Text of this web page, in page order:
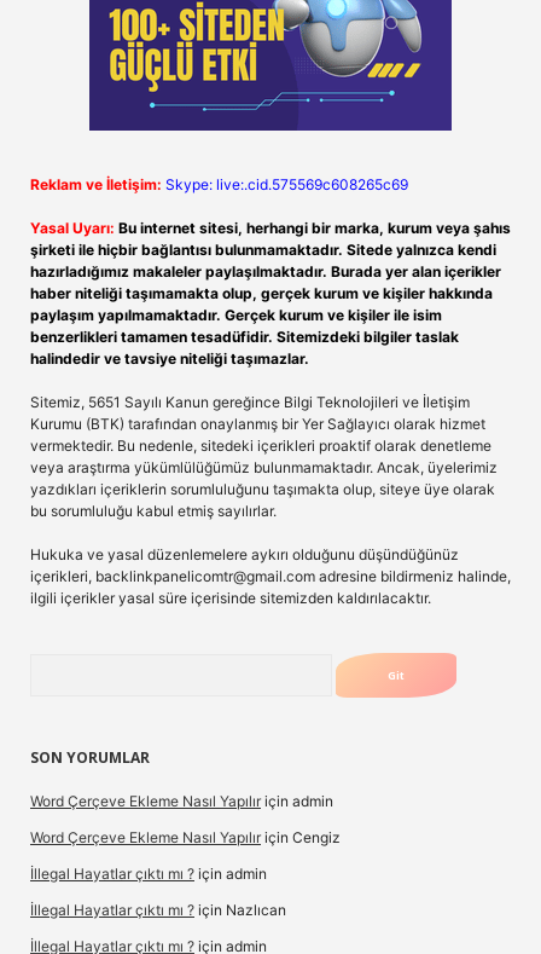
Reklam ve İletişim: Skype: live:.cid.575569c608265c69
Yasal Uyarı: Bu internet sitesi, herhangi bir marka, kurum veya şahıs
şirketi ile hiçbir bağlantısı bulunmamaktadır. Sitede yalnızca kendi
hazırladığımız makaleler paylaşılmaktadır. Burada yer alan içerikler
haber niteliği taşımamakta olup, gerçek kurum ve kişiler hakkında
paylaşım yapılmamaktadır. Gerçek kurum ve kişiler ile isim
benzerlikleri tamamen tesadüfidir. Sitemizdeki bilgiler taslak
halindedir ve tavsiye niteliği taşımazlar.
Sitemiz, 5651 Sayılı Kanun gereğince Bilgi Teknolojileri ve İletişim
Kurumu (BTK) tarafından onaylanmış bir Yer Sağlayıcı olarak hizmet
vermektedir. Bu nedenle, sitedeki içerikleri proaktif olarak denetleme
veya araştırma yükümlülüğümüz bulunmamaktadır. Ancak, üyelerimiz
yazdıkları içeriklerin sorumluluğunu taşımakta olup, siteye üye olarak
bu sorumluluğu kabul etmiş sayılırlar.
Hukuka ve yasal düzenlemelere aykırı olduğunu düşündüğünüz
içerikleri, backlinkpanelicomtr@gmail.com adresine bildirmeniz halinde,
ilgili içerikler yasal süre içerisinde sitemizden kaldırılacaktır.
SON YORUMLAR
Word Çerçeve Ekleme Nasıl Yapılır için admin
Word Çerçeve Ekleme Nasıl Yapılır için Cengiz
İllegal Hayatlar çıktı mı ? için admin
İllegal Hayatlar çıktı mı ? için Nazlıcan
İllegal Hayatlar çıktı mı ? için admin